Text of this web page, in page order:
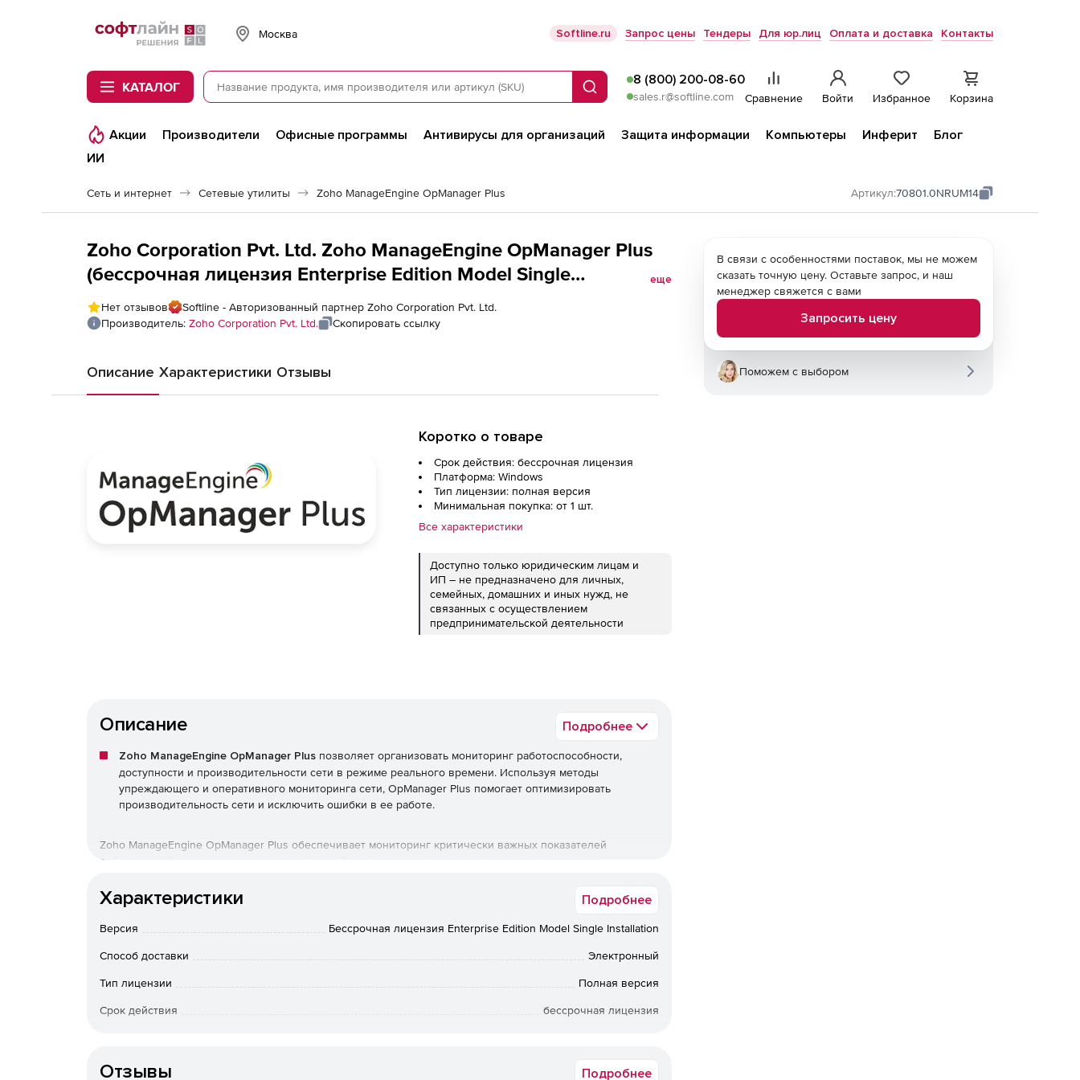
Softline
Москва Softline.ru Запрос цены Тендеры Для юр.лиц Оплата и доставка Контакты
КАТАЛОГ Поиск
8 (800) 200-08-60
sales.r@softline.com Сравнение Войти Избранное Корзина
Акции Производители Офисные программы Антивирусы для организаций Защита информации Компьютеры Инферит
Блог
ИИ
Сеть и интернет Сетевые утилиты Zoho ManageEngine OpManager Plus Артикул:70801.0NRUM14
Zoho Corporation Pvt. Ltd. Zoho ManageEngine OpManager Plus
(бессрочная лицензия Enterprise Edition Model Single
Installation), fee for 50 Million Page Views per month APM Plugin
еще
Нет отзывов
Softline - Авторизованный партнер Zoho Corporation Pvt. Ltd.
Производитель: Zoho Corporation Pvt. Ltd. Скопировать ссылку
Описание Характеристики Отзывы
Коротко о товаре
Срок действия: бессрочная лицензия
Платформа: Windows
Тип лицензии: полная версия
Минимальная покупка: от 1 шт.
Все характеристики
Доступно только юридическим лицам и
ИП – не предназначено для личных,
семейных, домашних и иных нужд, не
связанных с осуществлением
предпринимательской деятельности
Описание Подробнее
Zoho ManageEngine OpManager Plus позволяет организовать мониторинг работоспособности,
доступности и производительности сети в режиме реального времени. Используя методы
упреждающего и оперативного мониторинга сети, OpManager Plus помогает оптимизировать
производительность сети и исключить ошибки в ее работе.
Zoho ManageEngine OpManager Plus обеспечивает мониторинг критически важных показателей
работоспособности, доступности сети и устройств, а также их состояния, включая следующее:
Потери пакетов.
Время ответа.
Загрузка ЦП, использование памяти и диска.
Мониторинг оборудования
Характеристики Подробнее
Версия Бессрочная лицензия Enterprise Edition Model Single Installation
Способ доставки Электронный
Тип лицензии Полная версия
Срок действия бессрочная лицензия
Отзывы Подробнее
В связи с особенностями поставок, мы не можем
сказать точную цену. Оставьте запрос, и наш
менеджер свяжется с вами
Запросить цену
Поможем с выбором